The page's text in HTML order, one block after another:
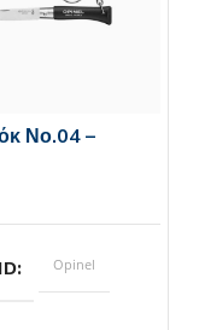
Νο.04 –
Opinel